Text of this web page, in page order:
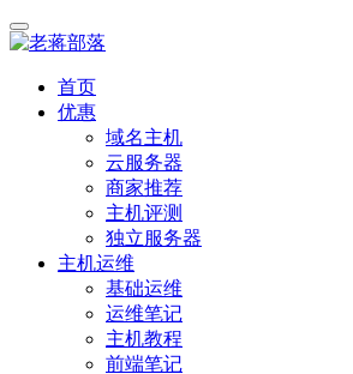
首页
优惠
域名主机
云服务器
商家推荐
主机评测
独立服务器
主机运维
基础运维
运维笔记
主机教程
前端笔记